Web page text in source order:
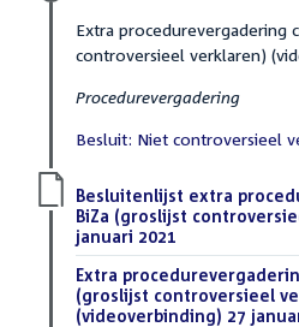
Extra procedurevergadering
controversieel verklaren)
Procedurevergadering
Besluit: Niet controversieel
Download
bestand:
Besluitenlijst extra
BiZa (groslijst
januari 2021
Download
bestand:
Extra
(groslijst controversieel
(videoverbinding) 27